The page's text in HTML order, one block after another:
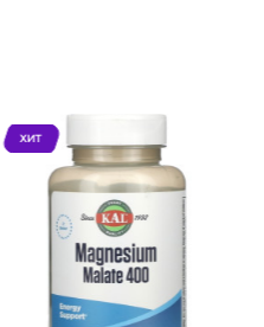
ХИТ